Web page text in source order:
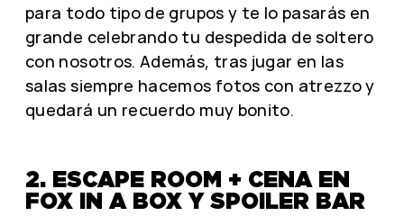
para todo tipo de grupos y te lo pasarás en
grande celebrando tu despedida de soltero
con nosotros. Además, tras jugar en las
salas siempre hacemos fotos con atrezzo y
quedará un recuerdo muy bonito.
2. ESCAPE ROOM + CENA EN
FOX IN A BOX Y SPOILER BAR